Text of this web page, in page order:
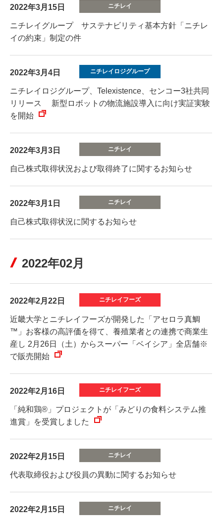
2022年3月15日
ニチレイグループ サステナビリティ基本方針「ニチレ
イの約束」制定の件
2022年3月4日
ニチレイロジグループ、Telexistence、センコー3社共同
リリース 新型ロボットの物流施設導入に向け実証実験
を開始
2022年3月3日
自己株式取得状況および取得終了に関するお知らせ
2022年3月1日
自己株式取得状況に関するお知らせ
2022年02月
2022年2月22日
近畿大学とニチレイフーズが開発した「アセロラ真鯛
™」お客様の高評価を得て、養殖業者との連携で商業生
産し 2月26日（土）からスーパー「ベイシア」全店舗※
で販売開始
2022年2月16日
「純和鶏®」プロジェクトが「みどりの食料システム推
進賞」を受賞しました
2022年2月15日
代表取締役および役員の異動に関するお知らせ
2022年2月15日